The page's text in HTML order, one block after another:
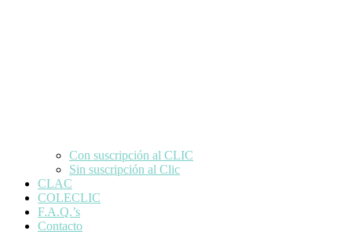
Con suscripción al CLIC
Sin suscripción al Clic
CLAC
COLECLIC
F.A.Q.’s
Contacto